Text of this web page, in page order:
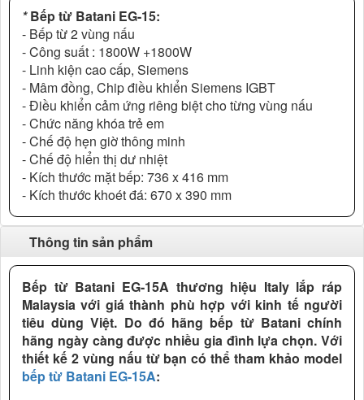
*Bếp từ Batani EG-15:
- Bếp từ 2 vùng nấu
- Công suất : 1800W +1800W
- Linh kiện cao cấp, Siemens
- Mâm đồng, Chip điều khiển Siemens IGBT
- Điều khiển cảm ứng riêng biệt cho từng vùng nấu
- Chức năng khóa trẻ em
- Chế độ hẹn giờ thông minh
- Chế độ hiển thị dư nhiệt
- Kích thước mặt bếp: 736 x 416 mm
- Kích thước khoét đá: 670 x 390 mm
Thông tin sản phẩm
Bếp từ Batani EG-15A thương hiệu Italy lắp ráp
Malaysia với giá thành phù hợp với kinh tế người
tiêu dùng Việt. Do đó hãng bếp từ Batani chính
hãng ngày càng được nhiều gia đình lựa chọn. Với
thiết kế 2 vùng nấu từ bạn có thể tham khảo model
bếp từ Batani EG-15A: